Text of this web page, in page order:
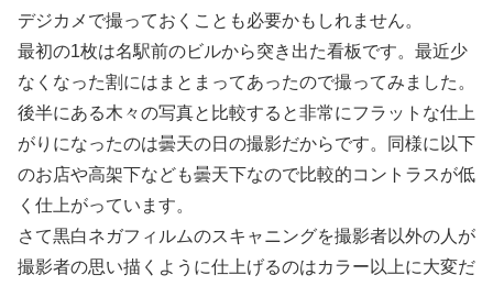
デジカメで撮っておくことも必要かもしれません。
最初の1枚は名駅前のビルから突き出た看板です。最近少
なくなった割にはまとまってあったので撮ってみました。
後半にある木々の写真と比較すると非常にフラットな仕上
がりになったのは曇天の日の撮影だからです。同様に以下
のお店や高架下なども曇天下なので比較的コントラスが低
く仕上がっています。
さて黒白ネガフィルムのスキャニングを撮影者以外の人が
撮影者の思い描くように仕上げるのはカラー以上に大変だ